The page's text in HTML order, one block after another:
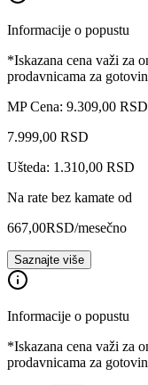
Informacije o popustu
*Iskazana cena važi za
prodavnicama za
MP Cena: 9.309,00 RSD
7.999,00 RSD
Ušteda: 1.310,00 RSD
Na rate bez kamate od
667,00RSD/mesečno
Saznajte više
Informacije o popustu
*Iskazana cena važi za
prodavnicama za